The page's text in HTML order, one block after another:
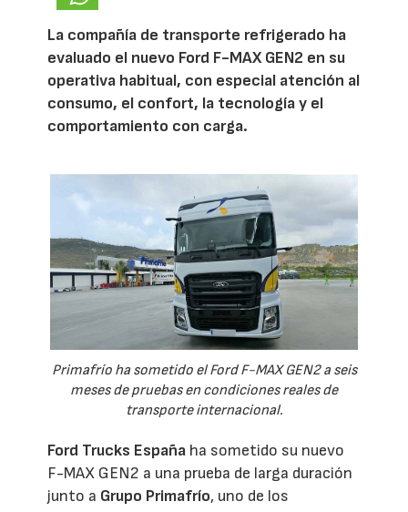
La compañía de transporte refrigerado ha
evaluado el nuevo Ford F-MAX GEN2 en su
operativa habitual, con especial atención al
consumo, el confort, la tecnología y el
comportamiento con carga.
Primafrío ha sometido el Ford F-MAX GEN2 a seis
meses de pruebas en condiciones reales de
transporte internacional.
Ford Trucks España ha sometido su nuevo
F-MAX GEN2 a una prueba de larga duración
junto a Grupo Primafrío, uno de los